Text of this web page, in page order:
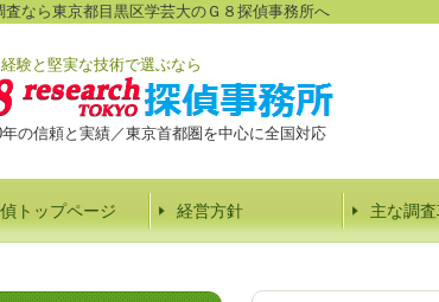
査なら東京都目黒区学芸大のＧ８探偵事務所へ
験と堅実な技術で選ぶなら
年の信頼と実績／東京首都圏を中心に全国対応
トップページ 経営方針 主な調査